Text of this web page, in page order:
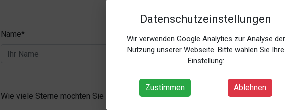
Datenschutzeinstellungen
Wir verwenden Google Analytics zur Analyse der
Nutzung unserer Webseite. Bitte wählen Sie Ihre
Einstellung:
Zustimmen Ablehnen
Name* E-Mail*
Wie viele Sterne möchten Sie vergeben?*